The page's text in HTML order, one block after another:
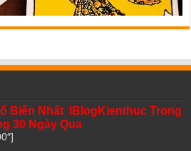
Biến Nhất IBlogKienthuc Trong
30 Ngày Qua